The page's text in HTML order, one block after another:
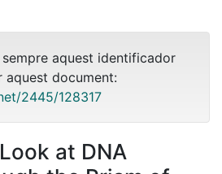
aquest identificador
aquest document:
2445/128317
at DNA